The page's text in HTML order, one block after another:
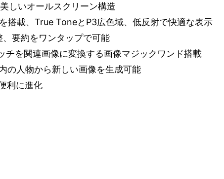
しいオールスクリーン構造
搭載、True ToneとP3広色域、低反射で快適な表示
、要約をワンタップで可能
を関連画像に変換する画像マジックワンド搭載
の人物から新しい画像を生成可能
利に進化